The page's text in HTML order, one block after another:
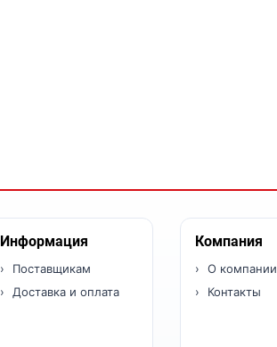
Информация
Поставщикам
Доставка и оплата
Компания
О компании
Контакты